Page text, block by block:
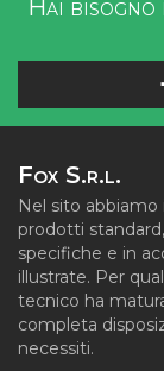
Hai
Fox S.r.l.
Nel sito
prodotti
specifiche e in
illustrate. Per
tecnico ha
completa
necessiti.